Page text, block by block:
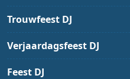
Trouwfeest DJ
Verjaardagsfeest DJ
Feest DJ